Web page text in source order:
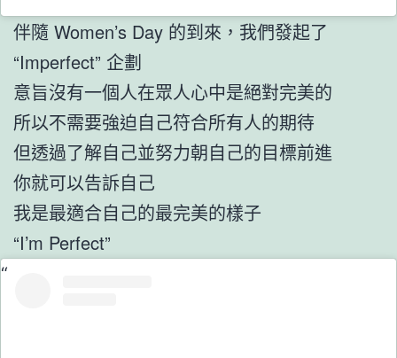
伴隨 Women’s Day 的到來，我們發起了
“Imperfect” 企劃
意旨沒有一個人在眾人心中是絕對完美的
所以不需要強迫自己符合所有人的期待
但透過了解自己並努力朝自己的目標前進
你就可以告訴自己
我是最適合自己的最完美的樣子
“I’m Perfect”